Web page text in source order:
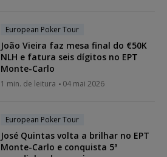
European Poker Tour
João Vieira faz mesa final do €50K
NLH e fatura seis dígitos no EPT
Monte-Carlo
1 min. de leitura 04 mai 2026
European Poker Tour
José Quintas volta a brilhar no EPT
Monte-Carlo e conquista 5ª